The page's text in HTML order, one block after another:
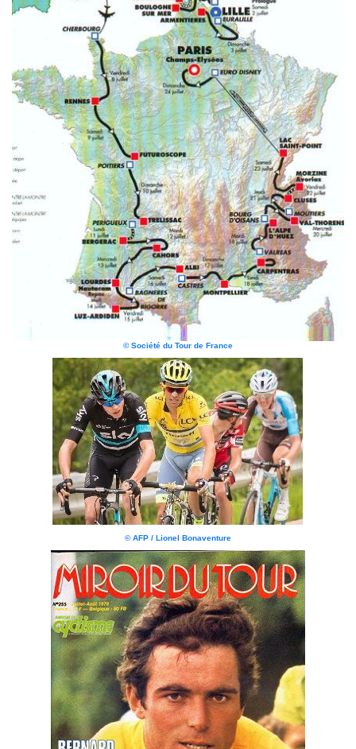
© Société du Tour de France
© AFP / Lionel Bonaventure